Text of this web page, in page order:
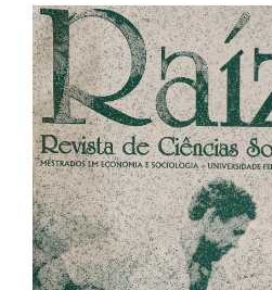
Barra
lateral
de
artigos